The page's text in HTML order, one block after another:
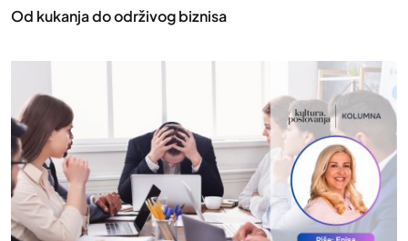
Od kukanja do održivog biznisa